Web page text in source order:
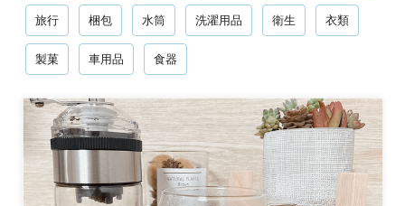
旅行 梱包 水筒 洗濯用品 衛生 衣類
製菓 車用品 食器